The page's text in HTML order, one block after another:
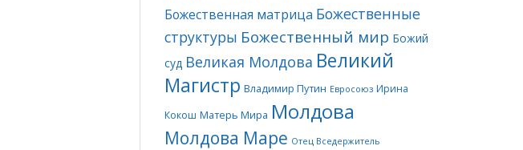
Божественная матрица Божественные
структуры Божественный мир Божий
суд Великая Молдова Великий
Магистр Владимир Путин Евросоюз Ирина
Кокош Матерь Мира Молдова
Молдова Маре Отец Вседержитель